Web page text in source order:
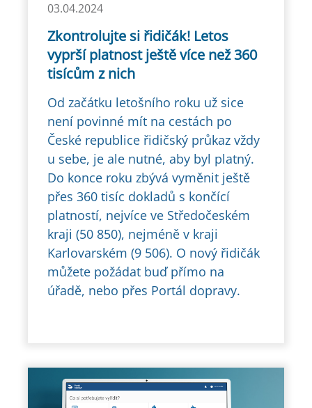
03.04.2024
Zkontrolujte si řidičák! Letos
vyprší platnost ještě více než 360
tisícům z nich
Od začátku letošního roku už sice
není povinné mít na cestách po
České republice řidičský průkaz vždy
u sebe, je ale nutné, aby byl platný.
Do konce roku zbývá vyměnit ještě
přes 360 tisíc dokladů s končící
platností, nejvíce ve Středočeském
kraji (50 850), nejméně v kraji
Karlovarském (9 506). O nový řidičák
můžete požádat buď přímo na
úřadě, nebo přes Portál dopravy.